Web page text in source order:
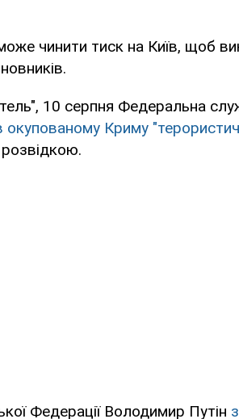
чинити тиск на Київ, щоб
10 серпня Федеральна
окупованому Криму
розвідкою.
Федерації Володимир Путін